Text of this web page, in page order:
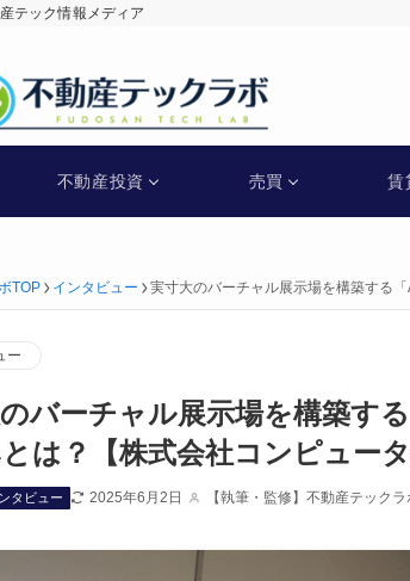
テック情報メディア
クラボ
不動産投資 売買 賃
TOP インタビュー 実寸大のバーチャル展示場を構築する
ー
バーチャル展示場を構築す
は？【株式会社コンピュー
タビュー 2025年6月2日 【執筆・監修】不動産テック